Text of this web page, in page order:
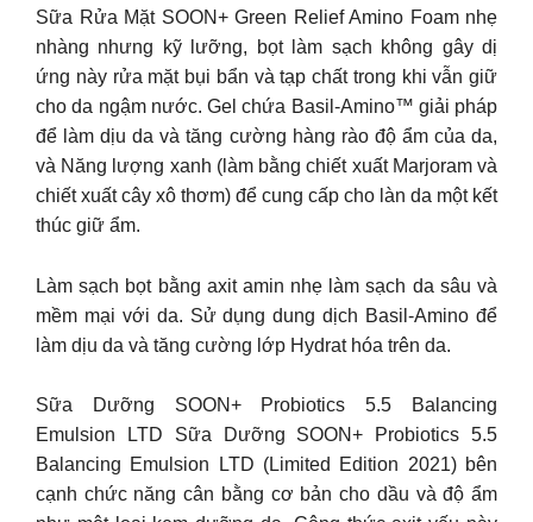
Sữa Rửa Mặt SOON+ Green Relief Amino Foam nhẹ
nhàng nhưng kỹ lưỡng, bọt làm sạch không gây dị
ứng này rửa mặt bụi bẩn và tạp chất trong khi vẫn giữ
cho da ngậm nước. Gel chứa Basil-Amino™ giải pháp
để làm dịu da và tăng cường hàng rào độ ẩm của da,
và Năng lượng xanh (làm bằng chiết xuất Marjoram và
chiết xuất cây xô thơm) để cung cấp cho làn da một kết
thúc giữ ẩm.
Làm sạch bọt bằng axit amin nhẹ làm sạch da sâu và
mềm mại với da. Sử dụng dung dịch Basil-Amino để
làm dịu da và tăng cường lớp Hydrat hóa trên da.
Sữa Dưỡng SOON+ Probiotics 5.5 Balancing
Emulsion LTD Sữa Dưỡng SOON+ Probiotics 5.5
Balancing Emulsion LTD (Limited Edition 2021) bên
cạnh chức năng cân bằng cơ bản cho dầu và độ ẩm